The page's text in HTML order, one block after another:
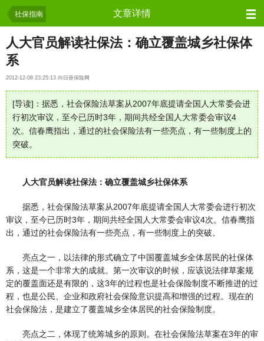
社保指南 文章详情
人大官员解读社保法：确立覆盖城乡社保体
系
2012-12-08 23:25:13 向日葵保险网
[导读]：据悉，社会保险法草案从2007年底提请全国人大常委会进
行初次审议，至今已历时3年，期间共经全国人大常委会审议4
次。信春鹰指出，通过的社会保险法有一些亮点，有一些制度上的
突破。
人大官员解读社保法：确立覆盖城乡社保体系
据悉，社会保险法草案从2007年底提请全国人大常委会进行初次
审议，至今已历时3年，期间共经全国人大常委会审议4次。信春鹰指
出，通过的社会保险法有一些亮点，有一些制度上的突破。
亮点之一，以法律的形式确立了中国覆盖城乡全体居民的社保体
系，这是一个非常大的成就。第一次审议的时候，应该说法律草案规
定的覆盖面还是有限的，这3年的过程也是社会保险制度不断推进的过
程，也是公民、企业和政府社会保险意识提高和增强的过程。现在的
社会保险法，是建立了覆盖城乡全体居民的社会保险制度。
亮点之二，体现了统筹城乡的原则。在社会保险法草案在3年的审